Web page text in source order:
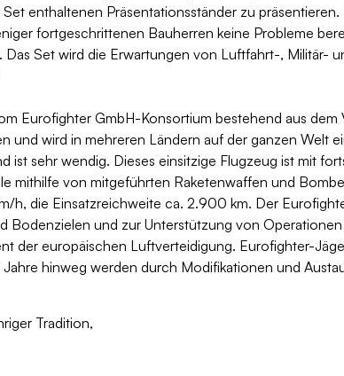
enthaltenen Präsentationsständer zu
fortgeschrittenen Bauherren keine Probleme
Set wird die Erwartungen von Luftfahrt-, Militär-
Eurofighter GmbH-Konsortium bestehend aus
wird in mehreren Ländern auf der ganzen Welt
sehr wendig. Dieses einsitzige Flugzeug ist mit
mithilfe von mitgeführten Raketenwaffen und
h, die Einsatzreichweite ca. 2.900 km. Der
und zur Unterstützung von
der europäischen Luftverteidigung. Eurofighter-
hinweg werden durch Modifikationen und
Tradition,